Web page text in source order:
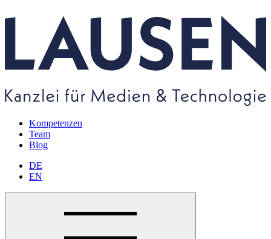
Kompetenzen
Team
Blog
DE
EN